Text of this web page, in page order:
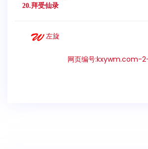
20.拜受仙录
左旋
网页编号:kxywm.com-